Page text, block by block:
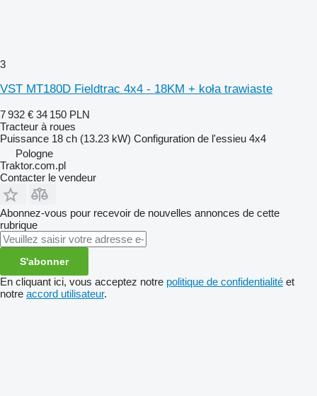
3
VST MT180D Fieldtrac 4x4 - 18KM + koła trawiaste
7 932 € 34 150 PLN
Tracteur à roues
Puissance 18 ch (13.23 kW) Configuration de l'essieu 4x4
Pologne
Traktor.com.pl
Contacter le vendeur
Abonnez-vous pour recevoir de nouvelles annonces de cette
rubrique
S'abonner
En cliquant ici, vous acceptez notre politique de confidentialité et
notre accord utilisateur.